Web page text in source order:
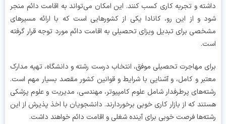
و تجربه کاری کسب کنند. این امکان می‌تواند به اقامت دائم منجر
و از این رو، کانادا یکی از کشورهایی است که با ارائه مسیرهای
برای تبدیل ویزای تحصیلی به اقامت دائم مورد توجه قرار گرفته
مهاجرت تحصیلی موفق، انتخاب درست رشته و دانشگاه، تهیه مدارک
و کامل، و آشنایی با شرایط و قوانین کشور مقصد بسیار مهم است.
پرطرفدار شامل علوم کامپیوتر، مهندسی، مدیریت و علوم پزشکی
که از بازار کاری خوبی برخوردارند. دانشجویان با اخذ پذیرش از این
فرصت خوبی برای آینده شغلی و اقامت دائم خواهند داشت.